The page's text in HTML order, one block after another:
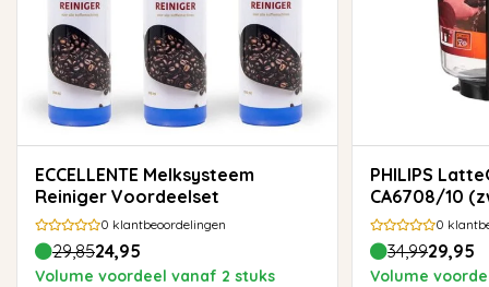
ECCELLENTE Melksysteem
Reiniger Voordeelset
0 klantbeoordelingen
29,8524,95
Volume voordeel vanaf 2 stuks
PHILIPS LatteGo melkreservoir
CA6708/10
0
34,9929,95
Volume